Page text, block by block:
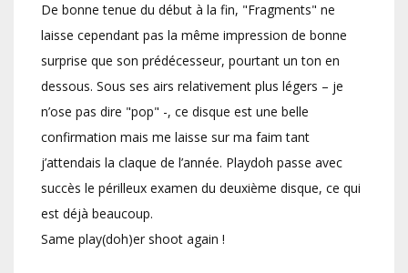
De bonne tenue du début à la fin, "Fragments" ne
laisse cependant pas la même impression de bonne
surprise que son prédécesseur, pourtant un ton en
dessous. Sous ses airs relativement plus légers – je
n’ose pas dire "pop" -, ce disque est une belle
confirmation mais me laisse sur ma faim tant
j’attendais la claque de l’année. Playdoh passe avec
succès le périlleux examen du deuxième disque, ce qui
est déjà beaucoup.
Same play(doh)er shoot again !